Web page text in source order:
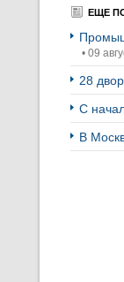
ЕЩЕ
• 09
28
С
В